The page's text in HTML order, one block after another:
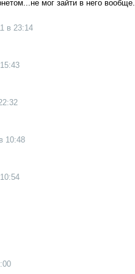
мог зайти в него
в 23:14
10:48